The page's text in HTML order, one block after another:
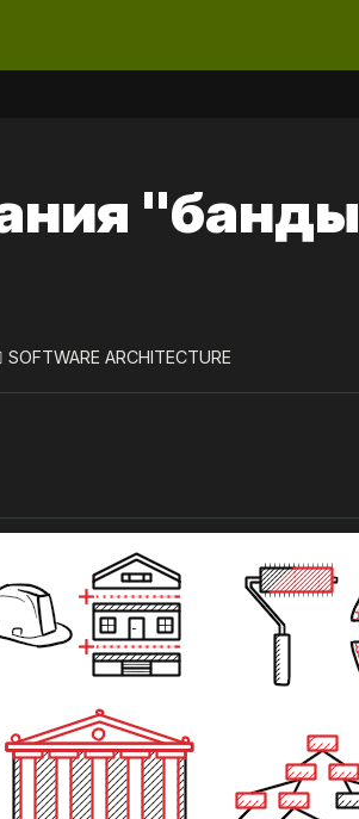
"банды
SOFTWARE ARCHITECTURE